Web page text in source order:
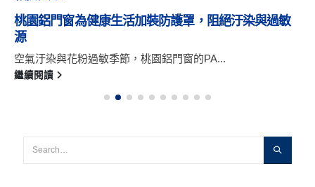
桃園鋁門窗為健康生活加裝防護罩，阻絕汙染與過敏
源
空氣汙染與花粉過敏季節，桃園鋁門窗的PA...
繼續閱讀